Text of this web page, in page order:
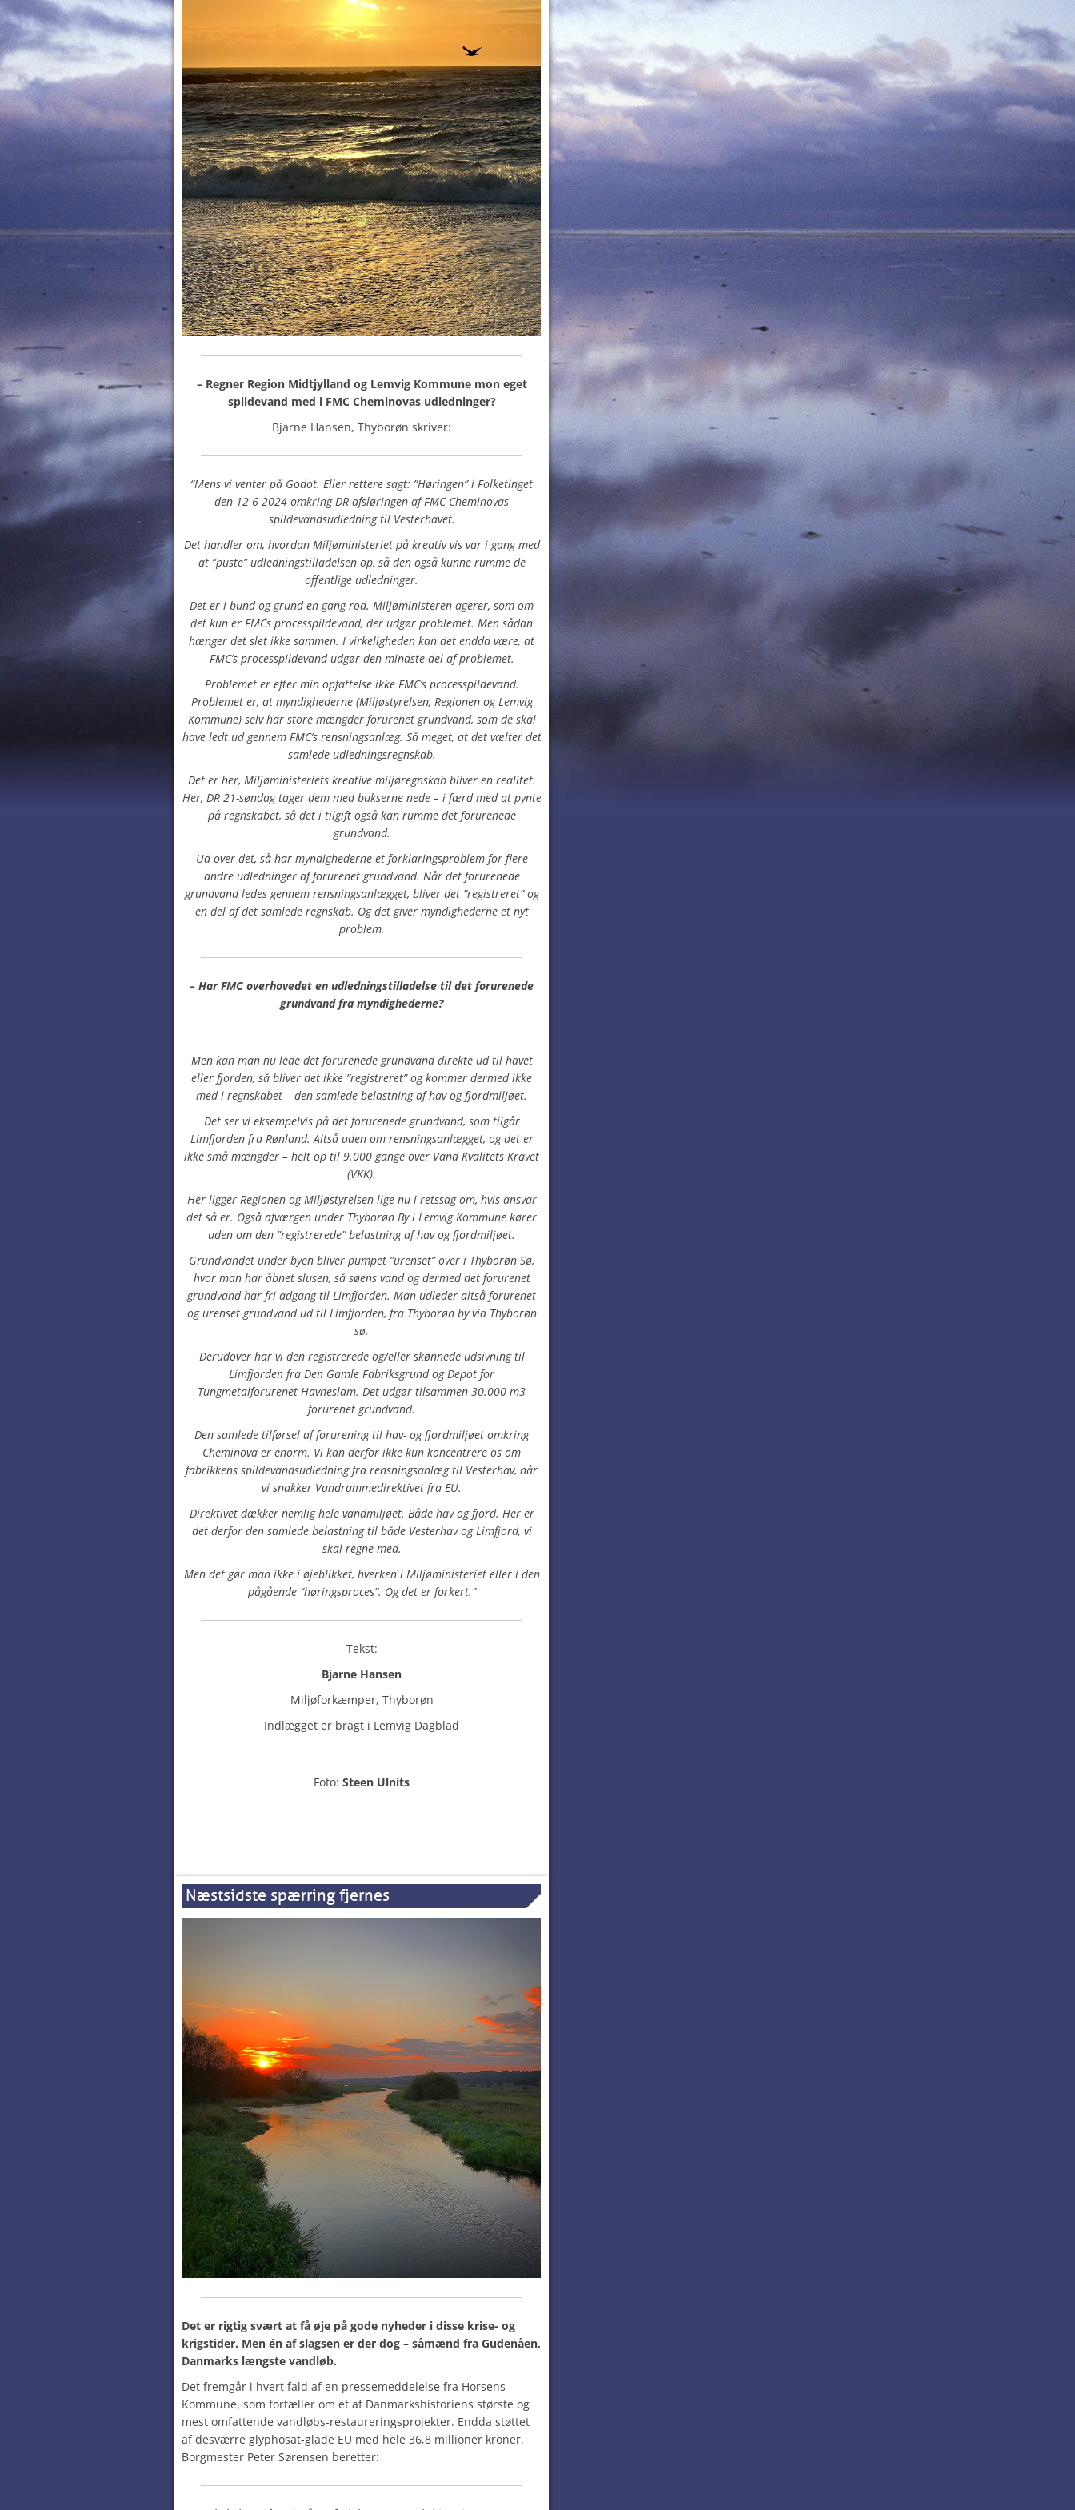
– Regner Region Midtjylland og Lemvig Kommune mon eget
spildevand med i FMC Cheminovas udledninger?
Bjarne Hansen, Thyborøn skriver:
“Mens vi venter på Godot. Eller rettere sagt: ”Høringen” i Folketinget
den 12-6-2024 omkring DR-afsløringen af FMC Cheminovas
spildevandsudledning til Vesterhavet.
Det handler om, hvordan Miljøministeriet på kreativ vis var i gang med
at ”puste” udledningstilladelsen op, så den også kunne rumme de
offentlige udledninger.
Det er i bund og grund en gang rod. Miljøministeren agerer, som om
det kun er FMC´s processpildevand, der udgør problemet. Men sådan
hænger det slet ikke sammen. I virkeligheden kan det endda være, at
FMC’s processpildevand udgør den mindste del af problemet.
Problemet er efter min opfattelse ikke FMC’s processpildevand.
Problemet er, at myndighederne (Miljøstyrelsen, Regionen og Lemvig
Kommune) selv har store mængder forurenet grundvand, som de skal
have ledt ud gennem FMC’s rensningsanlæg. Så meget, at det vælter det
samlede udledningsregnskab.
Det er her, Miljøministeriets kreative miljøregnskab bliver en realitet.
Her, DR 21-søndag tager dem med bukserne nede – i færd med at pynte
på regnskabet, så det i tilgift også kan rumme det forurenede
grundvand.
Ud over det, så har myndighederne et forklaringsproblem for flere
andre udledninger af forurenet grundvand. Når det forurenede
grundvand ledes gennem rensningsanlægget, bliver det ”registreret” og
en del af det samlede regnskab. Og det giver myndighederne et nyt
problem.
– Har FMC overhovedet en udledningstilladelse til det forurenede
grundvand fra myndighederne?
Men kan man nu lede det forurenede grundvand direkte ud til havet
eller fjorden, så bliver det ikke ”registreret” og kommer dermed ikke
med i regnskabet – den samlede belastning af hav og fjordmiljøet.
Det ser vi eksempelvis på det forurenede grundvand, som tilgår
Limfjorden fra Rønland. Altså uden om rensningsanlægget, og det er
ikke små mængder – helt op til 9.000 gange over Vand Kvalitets Kravet
(VKK).
Her ligger Regionen og Miljøstyrelsen lige nu i retssag om, hvis ansvar
det så er. Også afværgen under Thyborøn By i Lemvig Kommune kører
uden om den ”registrerede” belastning af hav og fjordmiljøet.
Grundvandet under byen bliver pumpet ”urenset” over i Thyborøn Sø,
hvor man har åbnet slusen, så søens vand og dermed det forurenet
grundvand har fri adgang til Limfjorden. Man udleder altså forurenet
og urenset grundvand ud til Limfjorden, fra Thyborøn by via Thyborøn
sø.
Derudover har vi den registrerede og/eller skønnede udsivning til
Limfjorden fra Den Gamle Fabriksgrund og Depot for
Tungmetalforurenet Havneslam. Det udgør tilsammen 30.000 m3
forurenet grundvand.
Den samlede tilførsel af forurening til hav- og fjordmiljøet omkring
Cheminova er enorm. Vi kan derfor ikke kun koncentrere os om
fabrikkens spildevandsudledning fra rensningsanlæg til Vesterhav, når
vi snakker Vandrammedirektivet fra EU.
Direktivet dækker nemlig hele vandmiljøet. Både hav og fjord. Her er
det derfor den samlede belastning til både Vesterhav og Limfjord, vi
skal regne med.
Men det gør man ikke i øjeblikket, hverken i Miljøministeriet eller i den
pågående ”høringsproces”. Og det er forkert.”
Tekst:
Bjarne Hansen
Miljøforkæmper, Thyborøn
Indlægget er bragt i Lemvig Dagblad
Foto: Steen Ulnits
Næstsidste spærring fjernes
Det er rigtig svært at få øje på gode nyheder i disse krise- og
krigstider. Men én af slagsen er der dog – såmænd fra Gudenåen,
Danmarks længste vandløb.
Det fremgår i hvert fald af en pressemeddelelse fra Horsens
Kommune, som fortæller om et af Danmarkshistoriens største og
mest omfattende vandløbs-restaureringsprojekter. Endda støttet
af desværre glyphosat-glade EU med hele 36,8 millioner kroner.
Borgmester Peter Sørensen beretter: